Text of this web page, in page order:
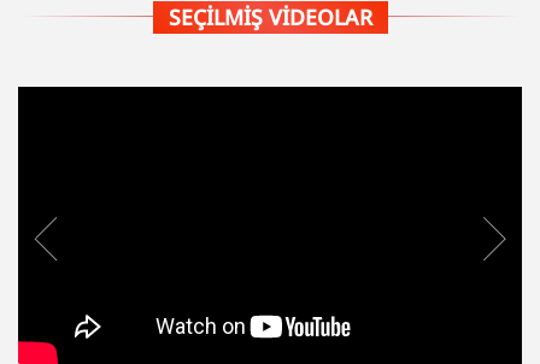
SEÇILMIŞ VIDEOLAR